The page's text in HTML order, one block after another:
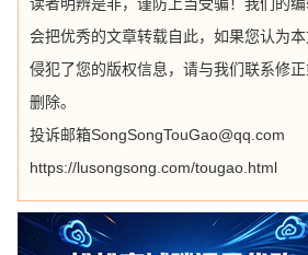
会把优秀的文章转载自此，如果您认为
侵犯了您的版权信息，请与我们联系修
删除。
投诉邮箱SongSongTouGao@qq.com
https://lusongsong.com/tougao.html